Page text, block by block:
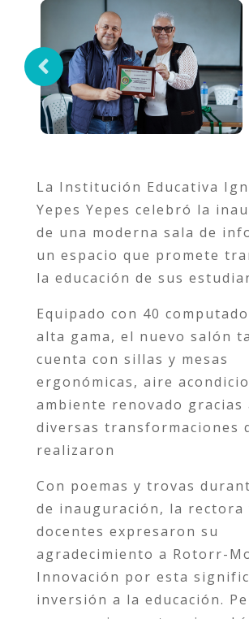
La Institución Educativa
Yepes Yepes celebró la
de una moderna sala de
un espacio que promete
la educación de sus
Equipado con 40
alta gama, el nuevo salón
cuenta con sillas y mesas
ergonómicas, aire
ambiente renovado gracias
diversas transformaciones
realizaron
Con poemas y trovas
de inauguración, la rectora
docentes expresaron su
agradecimiento a Rotorr-
Innovación por esta
inversión a la educación.